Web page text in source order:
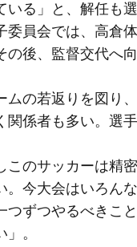
る」と、解任も
員会では、高倉
後、監督交代へ
の若返りを図り
係者も多い。選
このサッカーは精
今大会はいろん
ずつやるべきこ
。